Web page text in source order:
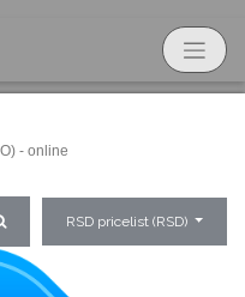
- online
RSD pricelist (RSD)